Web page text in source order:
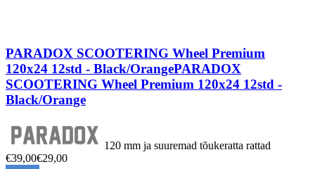
PARADOX SCOOTERING Wheel Premium
120x24 12std - Black/OrangePARADOX
SCOOTERING Wheel Premium 120x24 12std -
Black/Orange
120 mm ja suuremad tõukeratta rattad
€39,00€29,00